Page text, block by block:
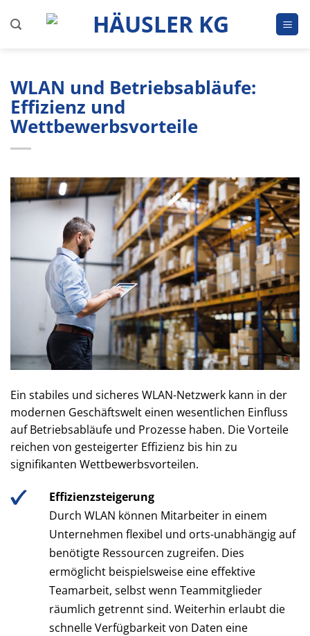
Inhalt
WLAN und Betriebsabläufe:
Effizienz und
Wettbewerbsvorteile
Ein stabiles und sicheres WLAN-Netzwerk kann in der
modernen Geschäftswelt einen wesentlichen Einfluss
auf Betriebsabläufe und Prozesse haben. Die Vorteile
reichen von gesteigerter Effizienz bis hin zu
signifikanten Wettbewerbsvorteilen.
Effizienzsteigerung
Durch WLAN können Mitarbeiter in einem
Unternehmen flexibel und orts-unabhängig auf
benötigte Ressourcen zugreifen. Dies
ermöglicht beispielsweise eine effektive
Teamarbeit, selbst wenn Teammitglieder
räumlich getrennt sind. Weiterhin erlaubt die
schnelle Verfügbarkeit von Daten eine